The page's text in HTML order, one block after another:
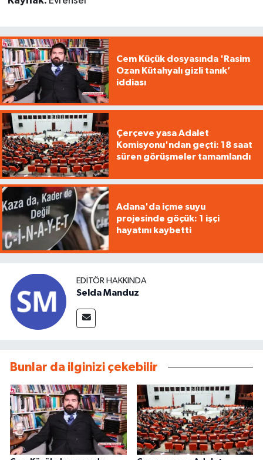
Cem Küçük dosyasında 'Rasim
Ozan Kütahyalı gizli tanık’
iddiası
Çerçeve yasa Adalet
Komisyonu'ndan geçti: 18 saat
süren görüşmeler tamamlandı
Adana'da içme suyu
projesinde göçük: 1 işçi
hayatını kaybetti
EDITÖR HAKKINDA
Selda Manduz
Bunlar da ilginizi çekebilir